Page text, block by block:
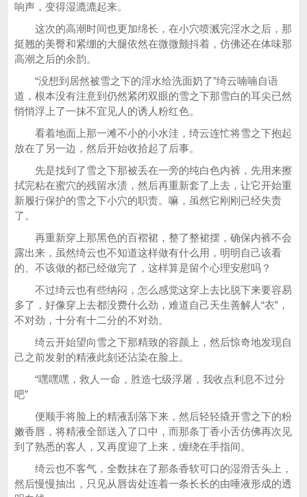
响声，变得湿漉漉起来。
这次的高潮时间也更加绵长，在小穴喷溅完淫水之后，那
挺翘的美臀和紧绷的大腿依然在微微颤抖着，仿佛还在体味那
高潮之后的余韵。
“没想到居然被雪之下的淫水给洗面奶了”绮云喃喃自语
道，根本没有注意到仍然紧闭双眼的雪之下那雪白的耳尖已然
悄悄浮上了一抹不宜见人的诱人粉红色。
看着地面上那一滩不小的小水洼，绮云连忙将雪之下抱起
放在了另一边，然后开始收拾起了后事。
先是找到了雪之下那被丢在一旁的纯白色内裤，先用来擦
拭完粘在蜜穴的残留水渍，然后再重新套了上去，让它开始重
新履行保护的雪之下小穴的职责。嘛，虽然它刚刚已经失责
了。
再重新穿上那黑色的百褶裙，整了整裙摆，确保内裤不会
露出来，虽然绮云也不知道这样做有什么用，明明自己该看
的、不该做的都已经做完了，这样算是留个心理安慰吗？
不过绮云也有些纳闷，怎么感觉这穿上去比脱下来要容易
多了，好像穿上去都没费什么劲，难道自己天生善解人“衣”，
不对劲，十分有十二分的不对劲。
绮云开始望向雪之下那精致的容颜上，然后惊奇地发现自
己之前发射的精液此刻还沾染在脸上。
“嘿嘿嘿，救人一命，胜造七级浮屠，我收点利息不过分
吧”
便顺手将脸上的精液刮落下来，然后轻轻撬开雪之下的粉
嫩香唇，将精液全部送入了口中，而那条丁香小舌仿佛再次见
到了熟悉的客人，又再度迎了上来，缠绕在手指间。
绮云也不客气，全数抹在了那条香软可口的湿滑舌头上，
然后慢慢抽出，只见从唇齿处连着一条长长的由唾液形成的透